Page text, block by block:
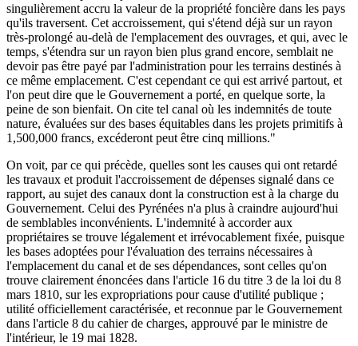
singulièrement accru la valeur de la propriété foncière dans les pays
qu'ils traversent. Cet accroissement, qui s'étend déjà sur un rayon
très-prolongé au-delà de l'emplacement des ouvrages, et qui, avec le
temps, s'étendra sur un rayon bien plus grand encore, semblait ne
devoir pas être payé par l'administration pour les terrains destinés à
ce même emplacement. C'est cependant ce qui est arrivé partout, et
l'on peut dire que le Gouvernement a porté, en quelque sorte, la
peine de son bienfait. On cite tel canal où les indemnités de toute
nature, évaluées sur des bases équitables dans les projets primitifs à
1,500,000 francs, excéderont peut être cinq millions."
On voit, par ce qui précède, quelles sont les causes qui ont retardé
les travaux et produit l'accroissement de dépenses signalé dans ce
rapport, au sujet des canaux dont la construction est à la charge du
Gouvernement. Celui des Pyrénées n'a plus à craindre aujourd'hui
de semblables inconvénients. L'indemnité à accorder aux
propriétaires se trouve légalement et irrévocablement fixée, puisque
les bases adoptées pour l'évaluation des terrains nécessaires à
l'emplacement du canal et de ses dépendances, sont celles qu'on
trouve clairement énoncées dans l'article 16 du titre 3 de la loi du 8
mars 1810, sur les expropriations pour cause d'utilité publique ;
utilité officiellement caractérisée, et reconnue par le Gouvernement
dans l'article 8 du cahier de charges, approuvé par le ministre de
l'intérieur, le 19 mai 1828.